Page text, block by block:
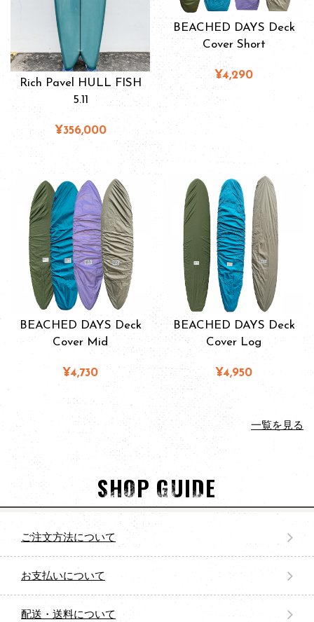
Rich Pavel HULL FISH
5.11
¥356,000
BEACHED DAYS Deck
Cover Short
¥4,290
BEACHED DAYS Deck
Cover Mid
¥4,730
BEACHED DAYS Deck
Cover Log
¥4,950
一覧を見る
SHOP GUIDE
ご注文方法について
お支払いについて
配送・送料について